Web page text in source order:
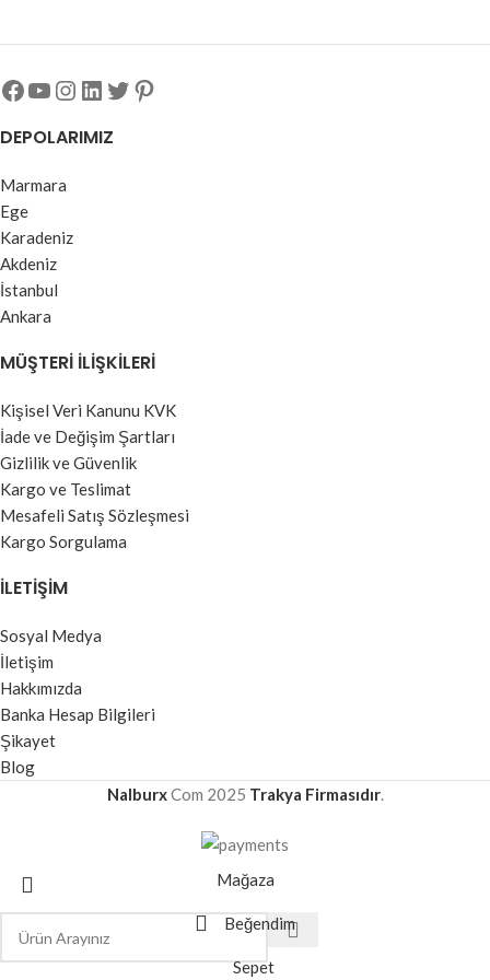
DEPOLARIMIZ
Marmara
Ege
Karadeniz
Akdeniz
İstanbul
Ankara
MÜŞTERI İLIŞKILERI
Kişisel Veri Kanunu KVK
İade ve Değişim Şartları
Gizlilik ve Güvenlik
Kargo ve Teslimat
Mesafeli Satış Sözleşmesi
Kargo Sorgulama
İLETIŞIM
Sosyal Medya
İletişim
Hakkımızda
Banka Hesap Bilgileri
Şikayet
Blog
NalburxCom 2025 Trakya Firmasıdır.
Mağaza
Beğendim
Sepet